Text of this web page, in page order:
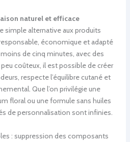
naturel et efficace
simple alternative aux produits
économique et adapté
de cinq minutes, avec des
coûteux, il est possible de créer
respecte l’équilibre cutané et
Que l’on privilégie une
floral ou une formule sans huiles
de personnalisation sont infinies.
: suppression des composants